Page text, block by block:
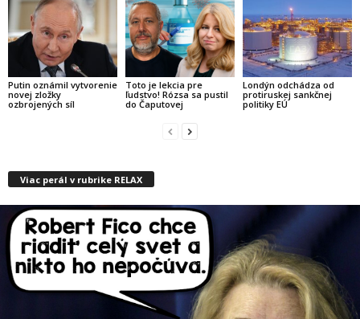
Putin oznámil vytvorenie
novej zložky
ozbrojených síl
Toto je lekcia pre
ľudstvo! Rózsa sa pustil
do Čaputovej
Londýn odchádza od
protiruskej sankčnej
politiky EÚ
Viac perál v rubrike RELAX